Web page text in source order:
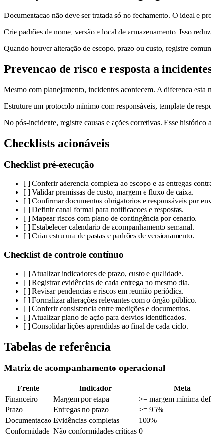
Documentacao não deve ser tratada só no fechamento. O ideal e
Crie padrões de nome, versão e local de armazenamento. Isso
Quando houver alteração de escopo, prazo ou custo, registre
Prevencao de risco e resposta a
Mesmo com planejamento, incidentes acontecem. A diferenca
Estruture um protocolo mínimo com responsáveis, template de
No pós-incidente, registre causas e ações corretivas. Esse
Checklists acionáveis
Checklist pré-execução
[ ] Conferir aderencia completa ao escopo e as entregas
[ ] Validar premissas de custo, margem e fluxo de caixa.
[ ] Confirmar documentos obrigatorios e responsáveis por
[ ] Definir canal formal para notificacoes e respostas.
[ ] Mapear riscos com plano de contingência por cenario.
[ ] Estabelecer calendario de acompanhamento semanal.
[ ] Criar estrutura de pastas e padrões de versionamento.
Checklist de controle contínuo
[ ] Atualizar indicadores de prazo, custo e qualidade.
[ ] Registrar evidências de cada entrega no mesmo dia.
[ ] Revisar pendencias e riscos em reunião periódica.
[ ] Formalizar alterações relevantes com o órgão público.
[ ] Conferir consistencia entre medições e documentos.
[ ] Atualizar plano de ação para desvios identificados.
[ ] Consolidar lições aprendidas ao final de cada ciclo.
Tabelas de referência
Matriz de acompanhamento operacional
Frente Indicador Meta
Financeiro
Margem por etapa >= margem mínima
Prazo
Entregas no prazo >= 95%
Documentacao Evidências completas 100%
Conformidade Não conformidades críticas 0